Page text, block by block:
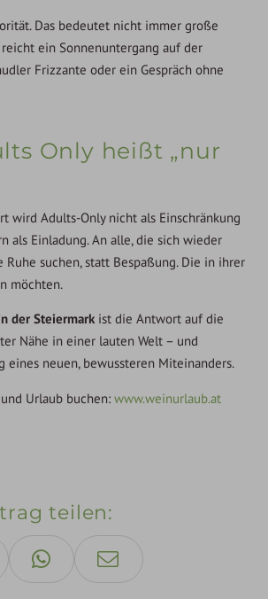
Das bedeutet nicht immer große
ein Sonnenuntergang auf der
Frizzante oder ein Gespräch ohne
Only heißt „nur
wird Adults-Only nicht als Einschränkung
als Einladung. An alle, die sich wieder
Ruhe suchen, statt Bespaßung. Die in ihrer
möchten.
der Steiermark ist die Antwort auf die
Nähe in einer lauten Welt – und
eines neuen, bewussteren Miteinanders.
Urlaub buchen:www.weinurlaub.at
teilen